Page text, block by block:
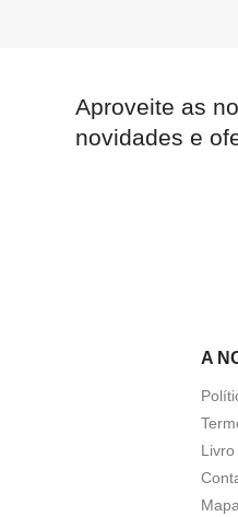
Quick view
Aproveite as
novidades e
A